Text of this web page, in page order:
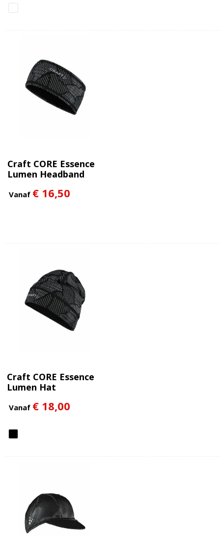
Craft CORE Essence
Lumen Headband
Vanaf € 16,50
Craft CORE Essence
Lumen Hat
Vanaf € 18,00